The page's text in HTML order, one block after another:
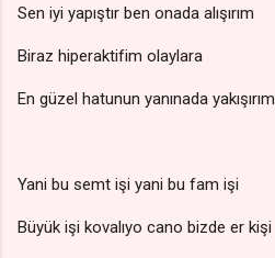
Sen iyi yapıştır ben onada alışırım
Biraz hiperaktifim olaylara
En güzel hatunun yanınada yakışırım
Yani bu semt işi yani bu fam işi
Büyük işi kovalıyo cano bizde er kişi